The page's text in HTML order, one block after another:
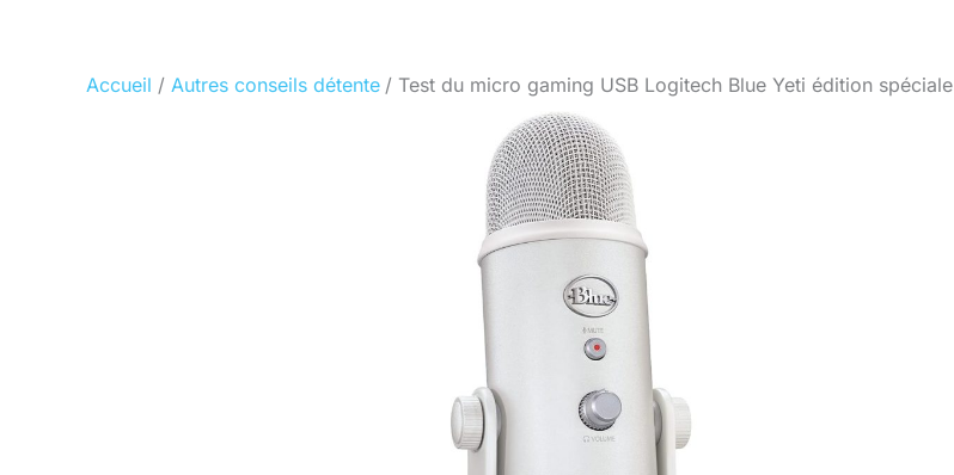
Accueil Autres conseils détente Test du micro gaming USB Logitech Blue Yeti édition spéciale